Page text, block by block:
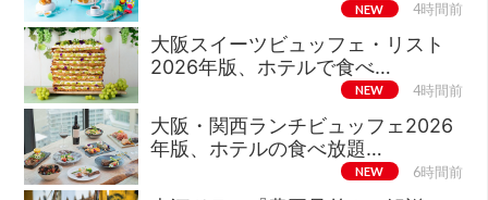
NEW 4時間前
大阪スイーツビュッフェ・リスト
2026年版、ホテルで食べ…
NEW 4時間前
大阪・関西ランチビュッフェ2026
年版、ホテルの食べ放題…
NEW 6時間前